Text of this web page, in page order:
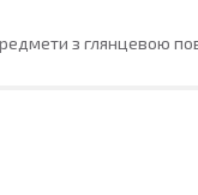
з глянцевою